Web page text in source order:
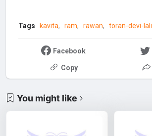
Tags kavita ram rawan toran-devi-lali
Facebook
Copy
You might like